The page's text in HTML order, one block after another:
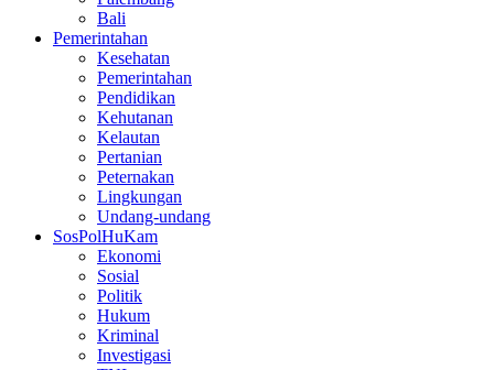
Bali
Pemerintahan
Kesehatan
Pemerintahan
Pendidikan
Kehutanan
Kelautan
Pertanian
Peternakan
Lingkungan
Undang-undang
SosPolHuKam
Ekonomi
Sosial
Politik
Hukum
Kriminal
Investigasi